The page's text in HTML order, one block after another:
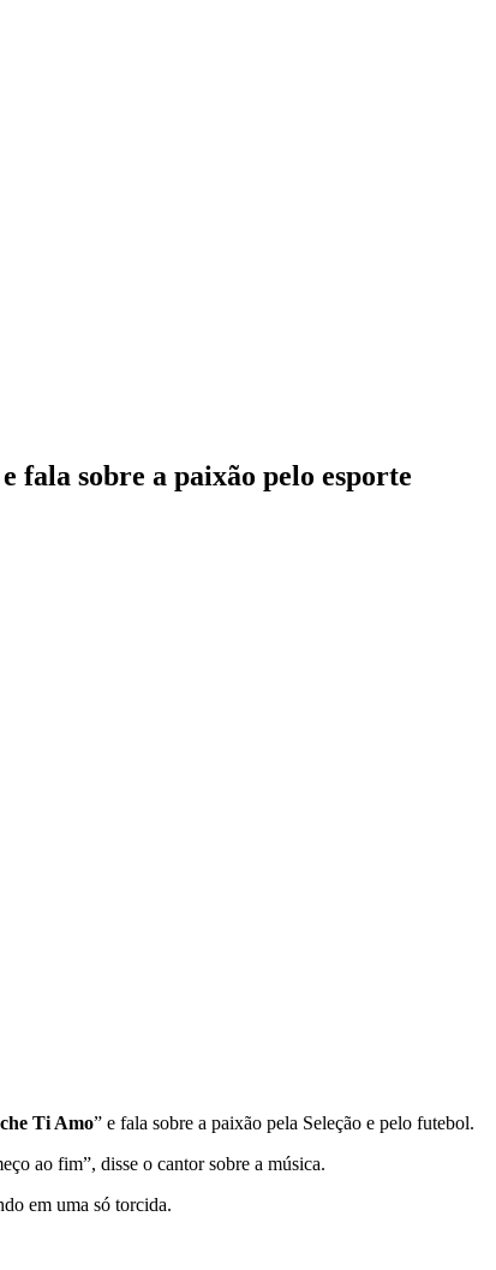
fala sobre a paixão pelo esporte
Ti Amo” e fala sobre a paixão pela Seleção e pelo futebol.
ao fim”, disse o cantor sobre a música.
em uma só torcida.